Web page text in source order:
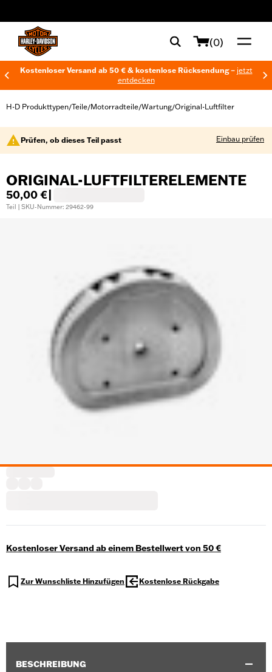
(0)
Kostenloser Versand ab 50 € & kostenlose Rücksendung – jetzt
entdecken
H-D Produkttypen/Teile/Motorradteile/Wartung/Original-Luftfilter
Prüfen, ob dieses Teil passt Einbau prüfen
ORIGINAL-LUFTFILTERELEMENTE
50,00 €
Teil | SKU-Nummer: 29462-99
Kostenloser Versand ab einem Bestellwert von 50 €
Zur Wunschliste Hinzufügen Kostenlose Rückgabe
BESCHREIBUNG